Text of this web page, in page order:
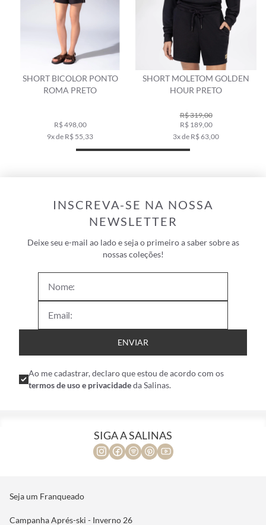
SHORT BICOLOR PONTO
ROMA PRETO
R$ 498,00
9x de R$ 55,33
SHORT MOLETOM GOLDEN
HOUR PRETO
R$ 319,00
R$ 189,00
3x de R$ 63,00
INSCREVA-SE NA NOSSA
NEWSLETTER
Deixe seu e-mail ao lado e seja o primeiro a saber sobre as
nossas coleções!
ENVIAR
Ao me cadastrar, declaro que estou de acordo com os
termos de uso e privacidadeda Salinas.
SIGA A SALINAS
Seja um Franqueado
Campanha Aprés-ski - Inverno 26